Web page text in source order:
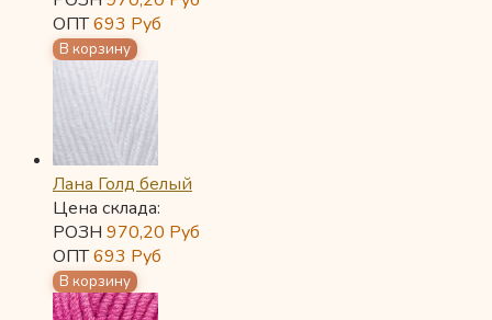
ОПТ693 Руб
Лана Голд белый
Цена склада:
РОЗН 970,20 Руб
ОПТ693 Руб